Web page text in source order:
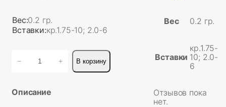
Вес:0.2 гр.
Вставки:кр.1.75-10; 2.0-6
товара
− + В корзину
Описание
Вес 0.2 гр.
Вставки
кр.1.75-
10; 2.0-
6
Отзывов пока
нет.